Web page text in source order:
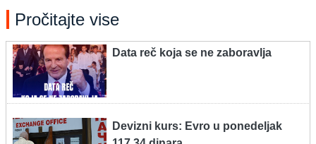
Pročitajte vise
Data reč koja se ne zaboravlja
Devizni kurs: Evro u ponedeljak